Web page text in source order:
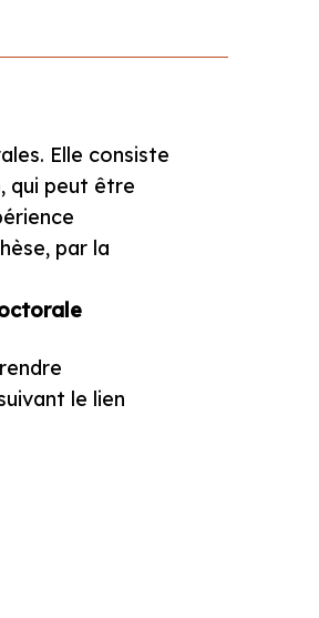
Elle consiste
qui peut être
par la
le lien